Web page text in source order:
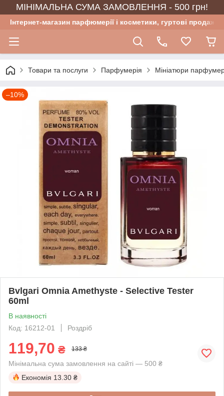
МІНІМАЛЬНА СУМА ЗАМОВЛЕННЯ - 500 грн!
Інтернет-магазин парфюмерії і косметики, гуртові продажі
Товари та послуги Парфумерія Мініатюри
–10%
Bvlgari Omnia Amethyste - Selective Tester
60ml
В наявності
Код: 16212-01
Роздріб
119,70 ₴ 133 ₴
Мінімальна сума замовлення на сайті — 500 ₴
Економія 13.30 ₴